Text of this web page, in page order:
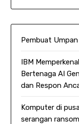
Pembuat Umpan
IBM
Bertenaga AI
dan Respon
Komputer di
serangan